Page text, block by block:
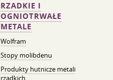
RZADKIE I
OGNIOTRWAŁE
METALE
Wolfram
Stopy molibdenu
Produkty hutnicze metali
rzadkich